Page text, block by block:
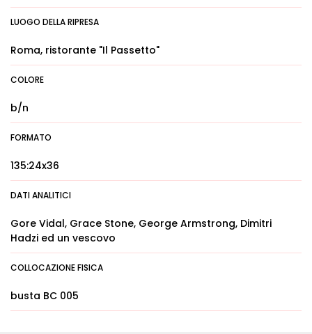
LUOGO DELLA RIPRESA
Roma, ristorante "Il Passetto"
COLORE
b/n
FORMATO
135:24x36
DATI ANALITICI
Gore Vidal, Grace Stone, George Armstrong, Dimitri
Hadzi ed un vescovo
COLLOCAZIONE FISICA
busta BC 005